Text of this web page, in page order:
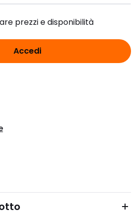
prezzi e disponibilità
Accedi